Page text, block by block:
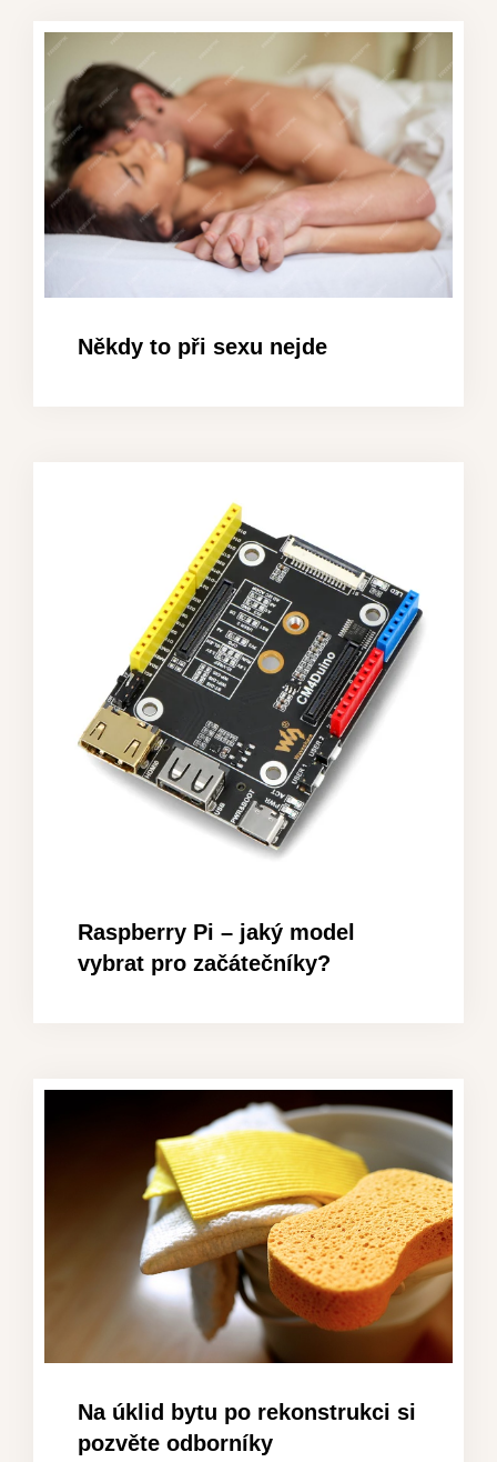
Někdy to při sexu nejde
Raspberry Pi – jaký model
vybrat pro začátečníky?
Na úklid bytu po rekonstrukci si
pozvěte odborníky